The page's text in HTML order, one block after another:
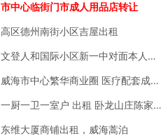
市中心临街门市成人用品店转让
高区德州南街小区吉屋出租
文登人和国际小区新一中对面本人自有房销售
威海市中心繁华商业圈 医疗配套成熟 南北通透
一厨一卫一室户 出租 卧龙山庄陈家后沟附近
东维大厦商铺出租，威海蒿泊